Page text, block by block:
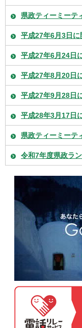
県政ティーミーテ
平成27年6月3日
平成27年6月24日
平成27年8月20日
平成27年9月28日
平成28年3月17日
県政ティーミーテ
令和7年度県政ラ